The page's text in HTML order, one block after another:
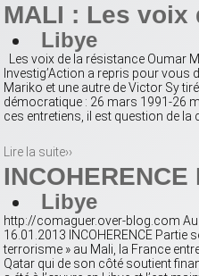
MALI : Les voix
Libye
Les voix de la résistance Oumar
Investig’Action a repris pour vous
Mariko et une autre de Victor Sy
démocratique : 26 mars 1991-26
ces entretiens, il est question de la
Lire la suite››
INCOHERENCE
Libye
http://comaguer.over-blog.com
16.01.2013 INCOHERENCE Partie
terrorisme » au Mali, la France
Qatar qui de son côté soutient